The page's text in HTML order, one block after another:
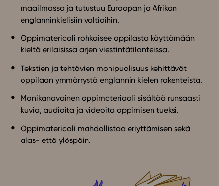
maailmassa ja tutustuu Euroopan ja Afrikan
englanninkielisiin valtioihin.
Oppimateriaali rohkaisee oppilasta käyttämään
kieltä erilaisissa arjen viestintätilanteissa.
Tekstien ja tehtävien monipuolisuus kehittävät
oppilaan ymmärrystä englannin kielen rakenteista.
Monikanavainen oppimateriaali sisältää runsaasti
kuvia, audioita ja videoita oppimisen tueksi.
Oppimateriaali mahdollistaa eriyttämisen sekä
alas- että ylöspäin.